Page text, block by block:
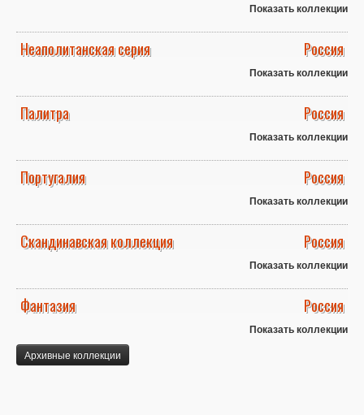
Показать коллекции
Неаполитанская серия Россия
Показать коллекции
Палитра Россия
Показать коллекции
Португалия Россия
Показать коллекции
Скандинавская коллекция Россия
Показать коллекции
Фантазия Россия
Показать коллекции
Архивные коллекции